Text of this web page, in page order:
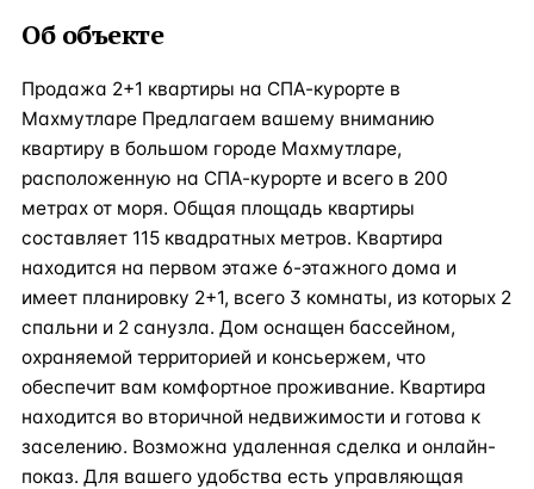
Об объекте
Продажа 2+1 квартиры на СПА-курорте в
Махмутларе Предлагаем вашему вниманию
квартиру в большом городе Махмутларе,
расположенную на СПА-курорте и всего в 200
метрах от моря. Общая площадь квартиры
составляет 115 квадратных метров. Квартира
находится на первом этаже 6-этажного дома и
имеет планировку 2+1, всего 3 комнаты, из которых 2
спальни и 2 санузла. Дом оснащен бассейном,
охраняемой территорией и консьержем, что
обеспечит вам комфортное проживание. Квартира
находится во вторичной недвижимости и готова к
заселению. Возможна удаленная сделка и онлайн-
показ. Для вашего удобства есть управляющая